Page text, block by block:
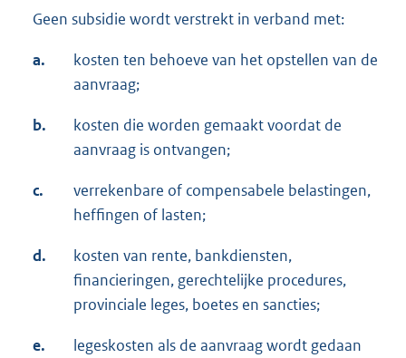
Geen subsidie wordt verstrekt in verband met:
a.
kosten ten behoeve van het opstellen van de
aanvraag;
b.
kosten die worden gemaakt voordat de
aanvraag is ontvangen;
c.
verrekenbare of compensabele belastingen,
heffingen of lasten;
d.
kosten van rente, bankdiensten,
financieringen, gerechtelijke procedures,
provinciale leges, boetes en sancties;
e.
legeskosten als de aanvraag wordt gedaan